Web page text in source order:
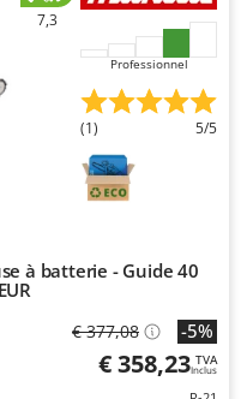
7,3
Professionnel
(1) 5/5
à batterie - Guide 40
€ 377,08 -5%
€ 358,23 TVA
Inclus